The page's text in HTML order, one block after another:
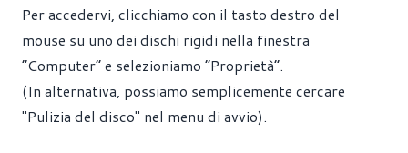
Per accedervi, clicchiamo con il tasto destro del
mouse su uno dei dischi rigidi nella finestra
“Computer” e selezioniamo “Proprietà”.
(In alternativa, possiamo semplicemente cercare
"Pulizia del disco" nel menu di avvio).